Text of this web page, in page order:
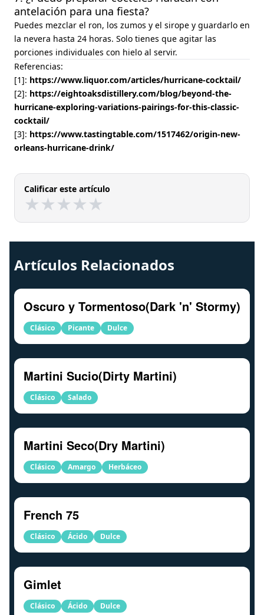
antelación para una fiesta?
Puedes mezclar el ron, los zumos y el sirope y guardarlo en
la nevera hasta 24 horas. Solo tienes que agitar las
porciones individuales con hielo al servir.
Referencias:
[1]: https://www.liquor.com/articles/hurricane-cocktail/
[2]: https://eightoaksdistillery.com/blog/beyond-the-
hurricane-exploring-variations-pairings-for-this-classic-
cocktail/
[3]: https://www.tastingtable.com/1517462/origin-new-
orleans-hurricane-drink/
Calificar este artículo
★
★★
★★
★★
★★
★
Artículos Relacionados
Oscuro y Tormentoso(Dark 'n' Stormy)
Clásico Picante Dulce
Martini Sucio(Dirty Martini)
Clásico Salado
Martini Seco(Dry Martini)
Clásico Amargo Herbáceo
French 75
Clásico Ácido Dulce
Gimlet
Clásico Ácido Dulce